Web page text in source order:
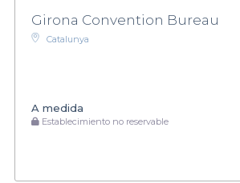
Girona Convention Bureau
Catalunya
A medida
Establecimiento no reservable